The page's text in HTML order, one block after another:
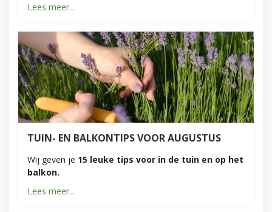
Lees meer...
TUIN- EN BALKONTIPS VOOR AUGUSTUS
Wij geven je 15 leuke tips voor in de tuin en op het
balkon.
Lees meer...